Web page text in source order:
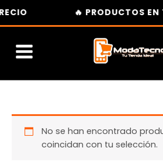
🔥 PRODUCTOS EN
No se han encontrado
coincidan con tu selección.